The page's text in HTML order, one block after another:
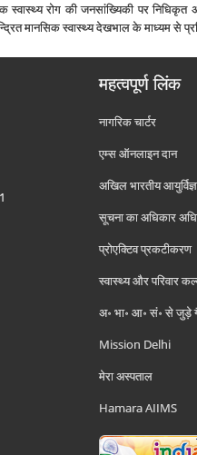
स्‍वास्‍थ्‍य रोग की जनसांख्यिकी पर
मानसिक स्‍वास्‍थ्‍य देखभाल के माध्‍यम से
महत्वपूर्ण लिंक
नागरिक चार्टर
एम्स ऑनलाइन दान
अखिल भारतीय
सूचना का अधिकार
प्रोएक्टिव प्रकटीकरण
स्वास्थ्य और परिवार
अ॰ भा॰ आ॰ सं॰ से जुड़े
Mission Delhi
मेरा अस्पताल
Hamara AIIMS